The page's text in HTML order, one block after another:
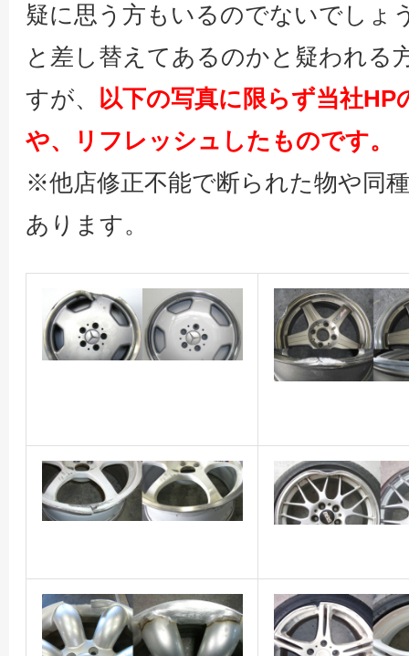
疑に思う方もいるのでないでしょ
と差し替えてあるのかと疑われる
すが、
以下の写真に限らず当社
や、リフレッシュしたものです。
※他店修正不能で断られた物や同
あります。